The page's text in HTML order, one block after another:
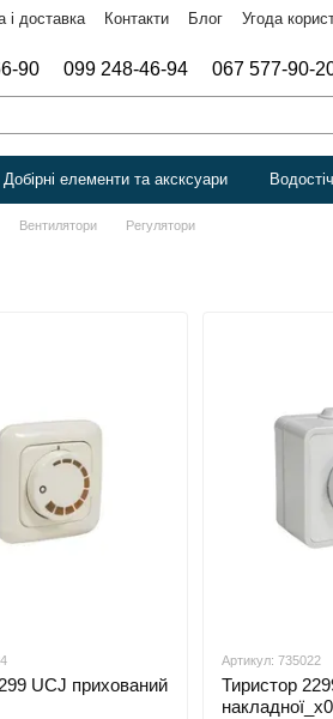
і доставка Контакти Блог Угода
90 099 248-46-94 067 577-90-
Добірні елементи та аксксуари
Вентилятори Регулятори
UCJ прихований
Артикул: 735022
Тиристор